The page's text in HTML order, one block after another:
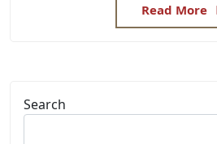
Read More
Search